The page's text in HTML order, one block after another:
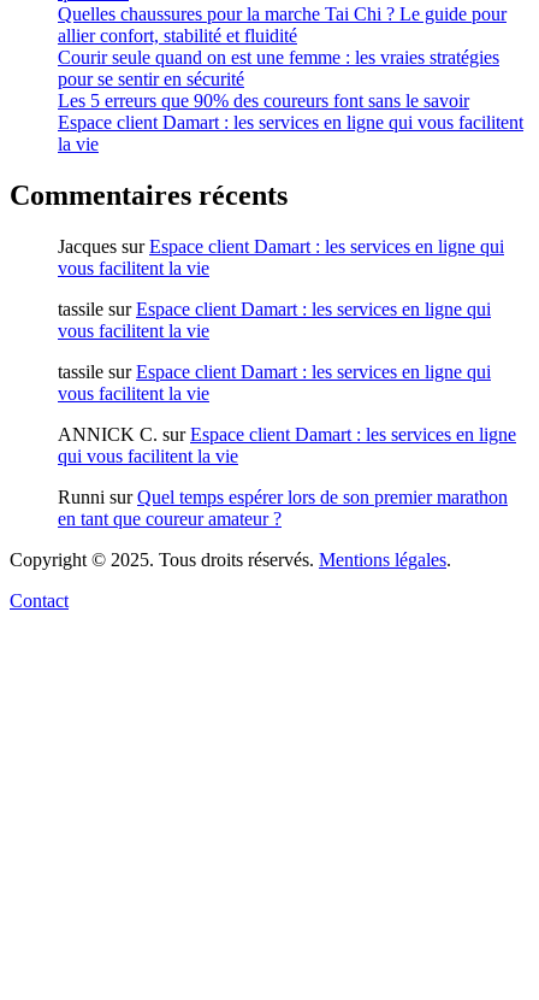
Quelles chaussures pour la marche Tai Chi ? Le guide pour
allier confort, stabilité et fluidité
Courir seule quand on est une femme : les vraies stratégies
pour se sentir en sécurité
Les 5 erreurs que 90% des coureurs font sans le savoir
Espace client Damart : les services en ligne qui vous facilitent
la vie
Commentaires récents
Jacques surEspace client Damart : les services en ligne qui
vous facilitent la vie
tassile surEspace client Damart : les services en ligne qui
vous facilitent la vie
tassile surEspace client Damart : les services en ligne qui
vous facilitent la vie
ANNICK C. surEspace client Damart : les services en ligne
qui vous facilitent la vie
Runni surQuel temps espérer lors de son premier marathon
en tant que coureur amateur ?
Copyright © 2025. Tous droits réservés. Mentions légales.
Contact